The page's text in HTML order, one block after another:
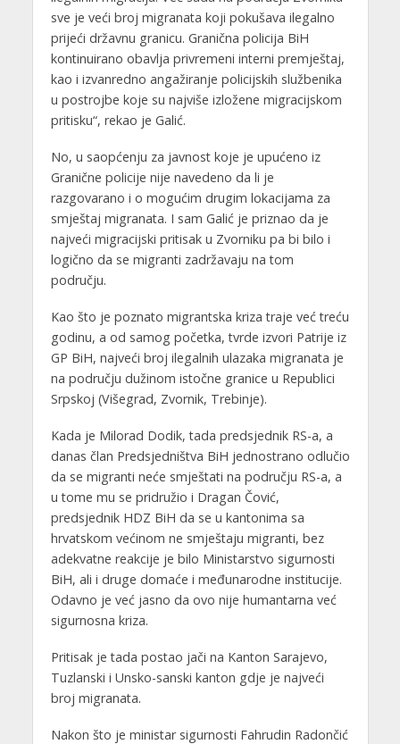
sve je veći broj migranata koji pokušava ilegalno
prijeći državnu granicu. Granična policija BiH
kontinuirano obavlja privremeni interni premještaj,
kao i izvanredno angažiranje policijskih službenika
u postrojbe koje su najviše izložene migracijskom
pritisku“, rekao je Galić.
No, u saopćenju za javnost koje je upućeno iz
Granične policije nije navedeno da li je
razgovarano i o mogućim drugim lokacijama za
smještaj migranata. I sam Galić je priznao da je
najveći migracijski pritisak u Zvorniku pa bi bilo i
logično da se migranti zadržavaju na tom
području.
Kao što je poznato migrantska kriza traje već treću
godinu, a od samog početka, tvrde izvori Patrije iz
GP BiH, najveći broj ilegalnih ulazaka migranata je
na području dužinom istočne granice u Republici
Srpskoj (Višegrad, Zvornik, Trebinje).
Kada je Milorad Dodik, tada predsjednik RS-a, a
danas član Predsjedništva BiH jednostrano odlučio
da se migranti neće smještati na području RS-a, a
u tome mu se pridružio i Dragan Čović,
predsjednik HDZ BiH da se u kantonima sa
hrvatskom većinom ne smještaju migranti, bez
adekvatne reakcije je bilo Ministarstvo sigurnosti
BiH, ali i druge domaće i međunarodne institucije.
Odavno je već jasno da ovo nije humantarna već
sigurnosna kriza.
Pritisak je tada postao jači na Kanton Sarajevo,
Tuzlanski i Unsko-sanski kanton gdje je najveći
broj migranata.
Nakon što je ministar sigurnosti Fahrudin Radončić